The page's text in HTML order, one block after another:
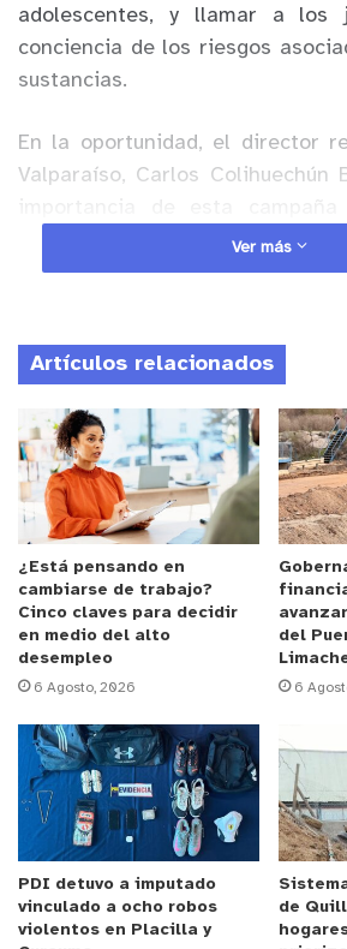
adolescentes, y llamar a los
conciencia de los riesgos
sustancias.
En la oportunidad, el director
Valparaíso, Carlos Colihuechún
contemplar un despliegue
considera la entrega de
ejemplo los controles
junto a Carabineros.
Anuncio Patrocinado
“Como servicio queremos que
periodo donde las familias, los
los jóvenes puedan disfrutar de
lejos de riesgos. El autocuidado
el tomar conciencia de los
consumo de drogas y alcohol
mismo el llamado es a
responsables, a generar
sanos para los niños, niñas y
un buen uso del tiempo libre,
consumo frente a ellos y
resguardos necesarios
consecuencias asociadas
sustancias”, puntualizó.
Ver más
Artículos relacionados
¿Está pensando en
cambiarse de trabajo?
Cinco claves para decidir
en medio del alto
desempleo
6 Agosto, 2026
del
6
PDI detuvo a imputado
vinculado a ocho robos
violentos en Placilla y
de